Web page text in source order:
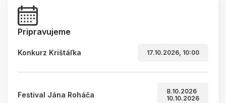
Pripravujeme
Konkurz Krištáľka 17.10.2026, 10:00
Festival Jána Roháča
8.10.2026
10.10.2026